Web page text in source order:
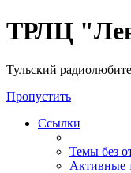
ТРЛЦ
Тульский
Пропустить
Ссылки
Темы без
Активные